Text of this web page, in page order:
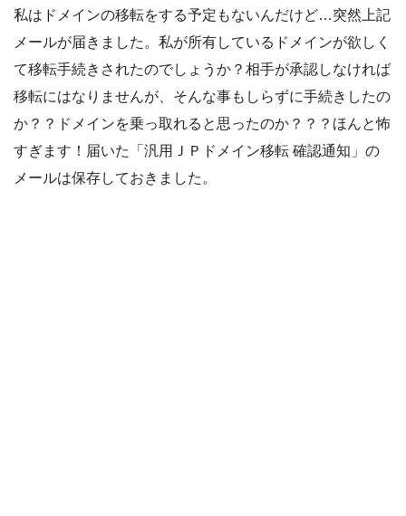
私はドメインの移転をする予定もないんだけど…突然上記
メールが届きました。私が所有しているドメインが欲しく
て移転手続きされたのでしょうか？相手が承認しなければ
移転にはなりませんが、そんな事もしらずに手続きしたの
か？？ドメインを乗っ取れると思ったのか？？？ほんと怖
すぎます！届いた「汎用ＪＰドメイン移転 確認通知」の
メールは保存しておきました。